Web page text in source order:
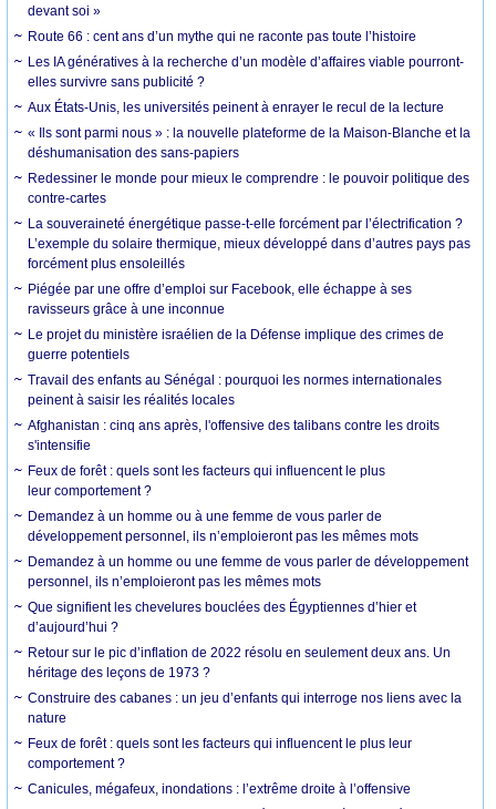
devant soi »
Route 66 : cent ans d’un mythe qui ne raconte pas toute l’histoire
Les IA génératives à la recherche d’un modèle d’affaires viable pourront-
elles survivre sans publicité ?
Aux États-Unis, les universités peinent à enrayer le recul de la lecture
« Ils sont parmi nous » : la nouvelle plateforme de la Maison-Blanche et la
déshumanisation des sans-papiers
Redessiner le monde pour mieux le comprendre : le pouvoir politique des
contre-cartes
La souveraineté énergétique passe-t-elle forcément par l’électrification ?
L’exemple du solaire thermique, mieux développé dans d’autres pays pas
forcément plus ensoleillés
Piégée par une offre d’emploi sur Facebook, elle échappe à ses
ravisseurs grâce à une inconnue
Le projet du ministère israélien de la Défense implique des crimes de
guerre potentiels
Travail des enfants au Sénégal : pourquoi les normes internationales
peinent à saisir les réalités locales
Afghanistan : cinq ans après, l'offensive des talibans contre les droits
s'intensifie
Feux de forêt : quels sont les facteurs qui influencent le plus
leur comportement ?
Demandez à un homme ou à une femme de vous parler de
développement personnel, ils n’emploieront pas les mêmes mots
Demandez à un homme ou une femme de vous parler de développement
personnel, ils n’emploieront pas les mêmes mots
Que signifient les chevelures bouclées des Égyptiennes d’hier et
d’aujourd’hui ?
Retour sur le pic d’inflation de 2022 résolu en seulement deux ans. Un
héritage des leçons de 1973 ?
Construire des cabanes : un jeu d’enfants qui interroge nos liens avec la
nature
Feux de forêt : quels sont les facteurs qui influencent le plus leur
comportement ?
Canicules, mégafeux, inondations : l’extrême droite à l’offensive